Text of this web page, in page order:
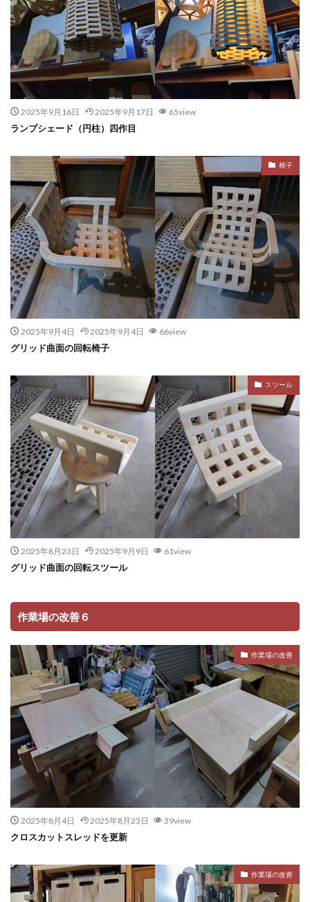
2025年9月16日 2025年9月17日 65view
ランプシェード（円柱）四作目
椅子
2025年9月4日 2025年9月4日 66view
グリッド曲面の回転椅子
スツール
2025年8月23日 2025年9月9日 61view
グリッド曲面の回転スツール
作業場の改善６
作業場の改善
2025年8月4日 2025年8月23日 39view
クロスカットスレッドを更新
作業場の改善